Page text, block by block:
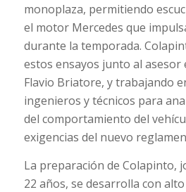
monoplaza, permitiendo
el motor Mercedes que
durante la temporada.
estos ensayos junto al asesor
Flavio Briatore, y trabajando
ingenieros y técnicos para
del comportamiento del
exigencias del nuevo
La preparación de Colapinto,
22 años, se desarrolla con